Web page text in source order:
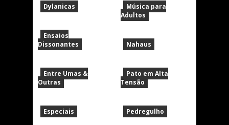
Dylanicas
Ensaios
Dissonantes
Entre Umas &
Outras
Especiais
Música para
Adultos
Nahaus
Pato em Alta
Tensão
Pedregulho